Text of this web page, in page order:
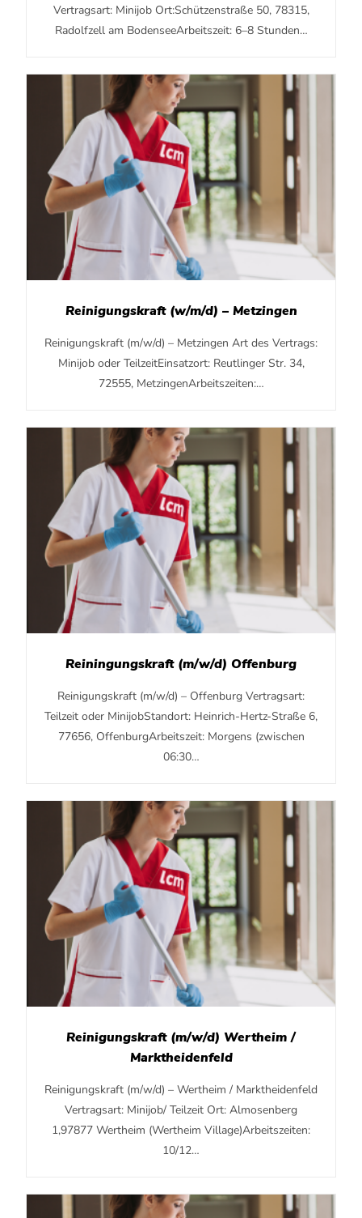
Vertragsart: Minijob Ort:Schützenstraße 50, 78315,
Radolfzell am BodenseeArbeitszeit: 6–8 Stunden…
Reinigungskraft (w/m/d) – Metzingen
Reinigungskraft (m/w/d) – Metzingen Art des Vertrags:
Minijob oder TeilzeitEinsatzort: Reutlinger Str. 34,
72555, MetzingenArbeitszeiten:…
Reiningungskraft (m/w/d) Offenburg
Reinigungskraft (m/w/d) – Offenburg Vertragsart:
Teilzeit oder MinijobStandort: Heinrich-Hertz-Straße 6,
77656, OffenburgArbeitszeit: Morgens (zwischen
06:30…
Reinigungskraft (m/w/d) Wertheim /
Marktheidenfeld
Reinigungskraft (m/w/d) – Wertheim / Marktheidenfeld
Vertragsart: Minijob/ Teilzeit Ort: Almosenberg
1,97877 Wertheim (Wertheim Village)Arbeitszeiten:
10/12…